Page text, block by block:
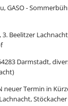
GASO -
3. Beelitzer
Darmstadt,
neuer Termin in